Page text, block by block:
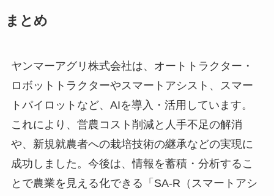
まとめ
ヤンマーアグリ株式会社は、オートトラクター・
ロボットトラクターやスマートアシスト、スマー
トパイロットなど、AIを導入・活用しています。
これにより、営農コスト削減と人手不足の解消
や、新規就農者への栽培技術の継承などの実現に
成功しました。今後は、情報を蓄積・分析するこ
とで農業を見える化できる「SA-R（スマートアシ